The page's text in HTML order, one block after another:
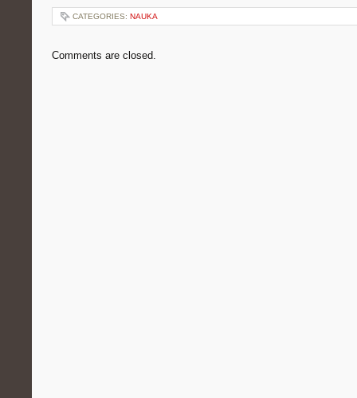
CATEGORIES: NAUKA
Comments are closed.